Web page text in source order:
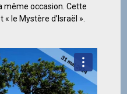
même occasion. Cette
le Mystère d’Israël ».